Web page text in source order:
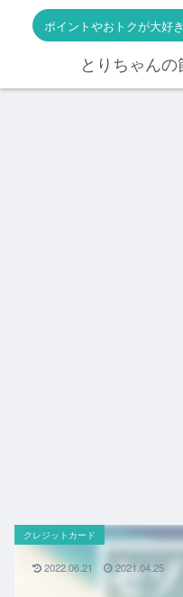
ポイントやおトクが大好
とりちゃん
クレジットカード
2022.06.21 2021.04.25